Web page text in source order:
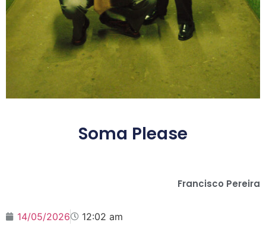
Soma Please
Francisco Pereira
14/05/2026 12:02 am